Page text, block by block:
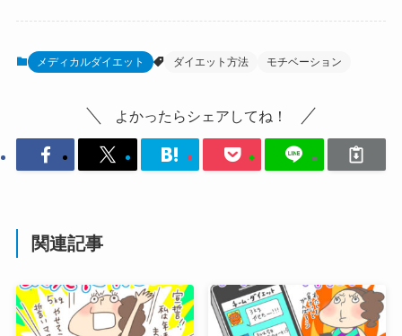
メディカルダイエット ダイエット方法 モチベーション
よかったらシェアしてね！
関連記事